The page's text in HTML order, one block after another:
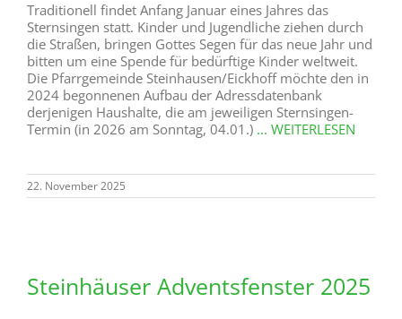
Traditionell findet Anfang Januar eines Jahres das
Sternsingen statt. Kinder und Jugendliche ziehen durch
die Straßen, bringen Gottes Segen für das neue Jahr und
bitten um eine Spende für bedürftige Kinder weltweit.
Die Pfarrgemeinde Steinhausen/Eickhoff möchte den in
2024 begonnenen Aufbau der Adressdatenbank
derjenigen Haushalte, die am jeweiligen Sternsingen-
Termin (in 2026 am Sonntag, 04.01.) ... WEITERLESEN
22. November 2025
Steinhäuser Adventsfenster 2025